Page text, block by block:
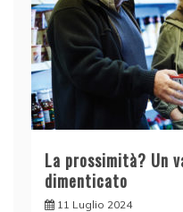
La prossimità? Un
dimenticato
11 Luglio 2024